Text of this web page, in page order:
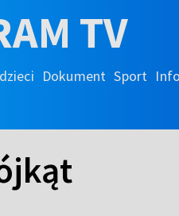
TV
Dokument Sport